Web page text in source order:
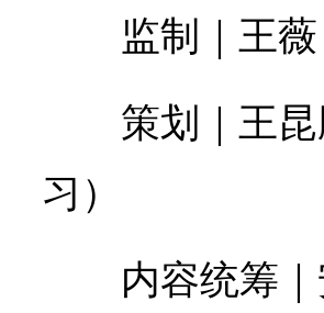
监制｜王
策划｜王
习）
内容统筹